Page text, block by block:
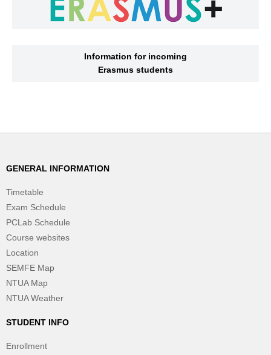
Information for incoming
Erasmus students
GENERAL INFORMATION
Timetable
Exam Schedule
PCLab Schedule
Course websites
Location
SEMFE Map
NTUA Map
NTUA Weather
STUDENT INFO
Enrollment